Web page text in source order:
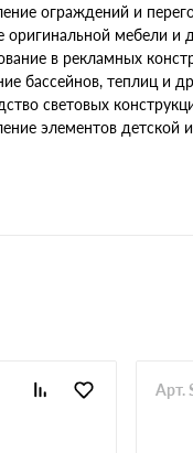
ограждений и
оригинальной мебели и
в рекламных
бассейнов, теплиц и
световых
элементов детской
Арт.